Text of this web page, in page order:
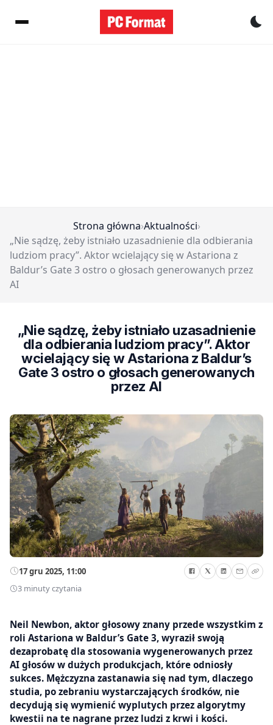
Strona główna›Aktualności›
„Nie sądzę, żeby istniało uzasadnienie dla odbierania
ludziom pracy”. Aktor wcielający się w Astariona z
Baldur’s Gate 3 ostro o głosach generowanych przez
AI
„Nie sądzę, żeby istniało uzasadnienie
dla odbierania ludziom pracy”. Aktor
wcielający się w Astariona z Baldur’s
Gate 3 ostro o głosach generowanych
przez AI
17 gru 2025, 11:00
3 minuty czytania
Neil Newbon, aktor głosowy znany przede wszystkim z
roli Astariona w Baldur’s Gate 3, wyraził swoją
dezaprobatę dla stosowania wygenerowanych przez
AI głosów w dużych produkcjach, które odniosły
sukces. Mężczyzna zastanawia się nad tym, dlaczego
studia, po zebraniu wystarczających środków, nie
decydują się wymienić wyplutych przez algorytmy
kwestii na te nagrane przez ludzi z krwi i kości.